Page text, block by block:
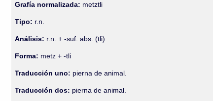
Grafía normalizada: metztli
Tipo: r.n.
Análisis: r.n. + -suf. abs. (tli)
Forma: metz + -tli
Traducción uno: pierna de animal.
Traducción dos: pierna de animal.